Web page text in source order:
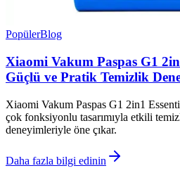
PopülerBlog
Xiaomi Vakum Paspas G1
Güçlü ve Pratik Temizlik
Xiaomi Vakum Paspas G1 2in1
çok fonksiyonlu tasarımıyla etkili
deneyimleriyle öne çıkar.
Daha fazla bilgi edinin